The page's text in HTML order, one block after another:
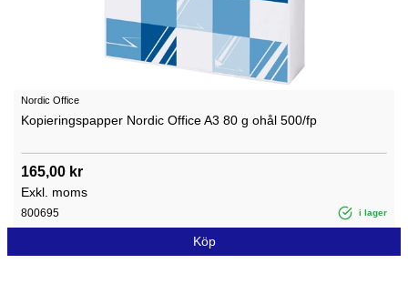
Nordic Office
Kopieringspapper Nordic Office A3 80 g ohål 500/fp
165,00 kr
Exkl. moms
800695 i lager
Köp